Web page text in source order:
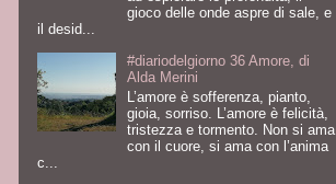
gioco delle onde aspre di sale, e
il desid...
#diariodelgiorno 36 Amore, di
Alda Merini
L’amore è sofferenza, pianto,
gioia, sorriso. L’amore è felicità,
tristezza e tormento. Non si ama
con il cuore, si ama con l’anima
c...